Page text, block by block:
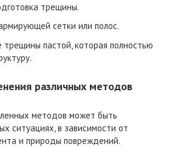
трещины.
сетки или полос.
трещины пастой, которая полностью
различных методов
методов может быть
ситуациях, в зависимости от
и природы повреждений.